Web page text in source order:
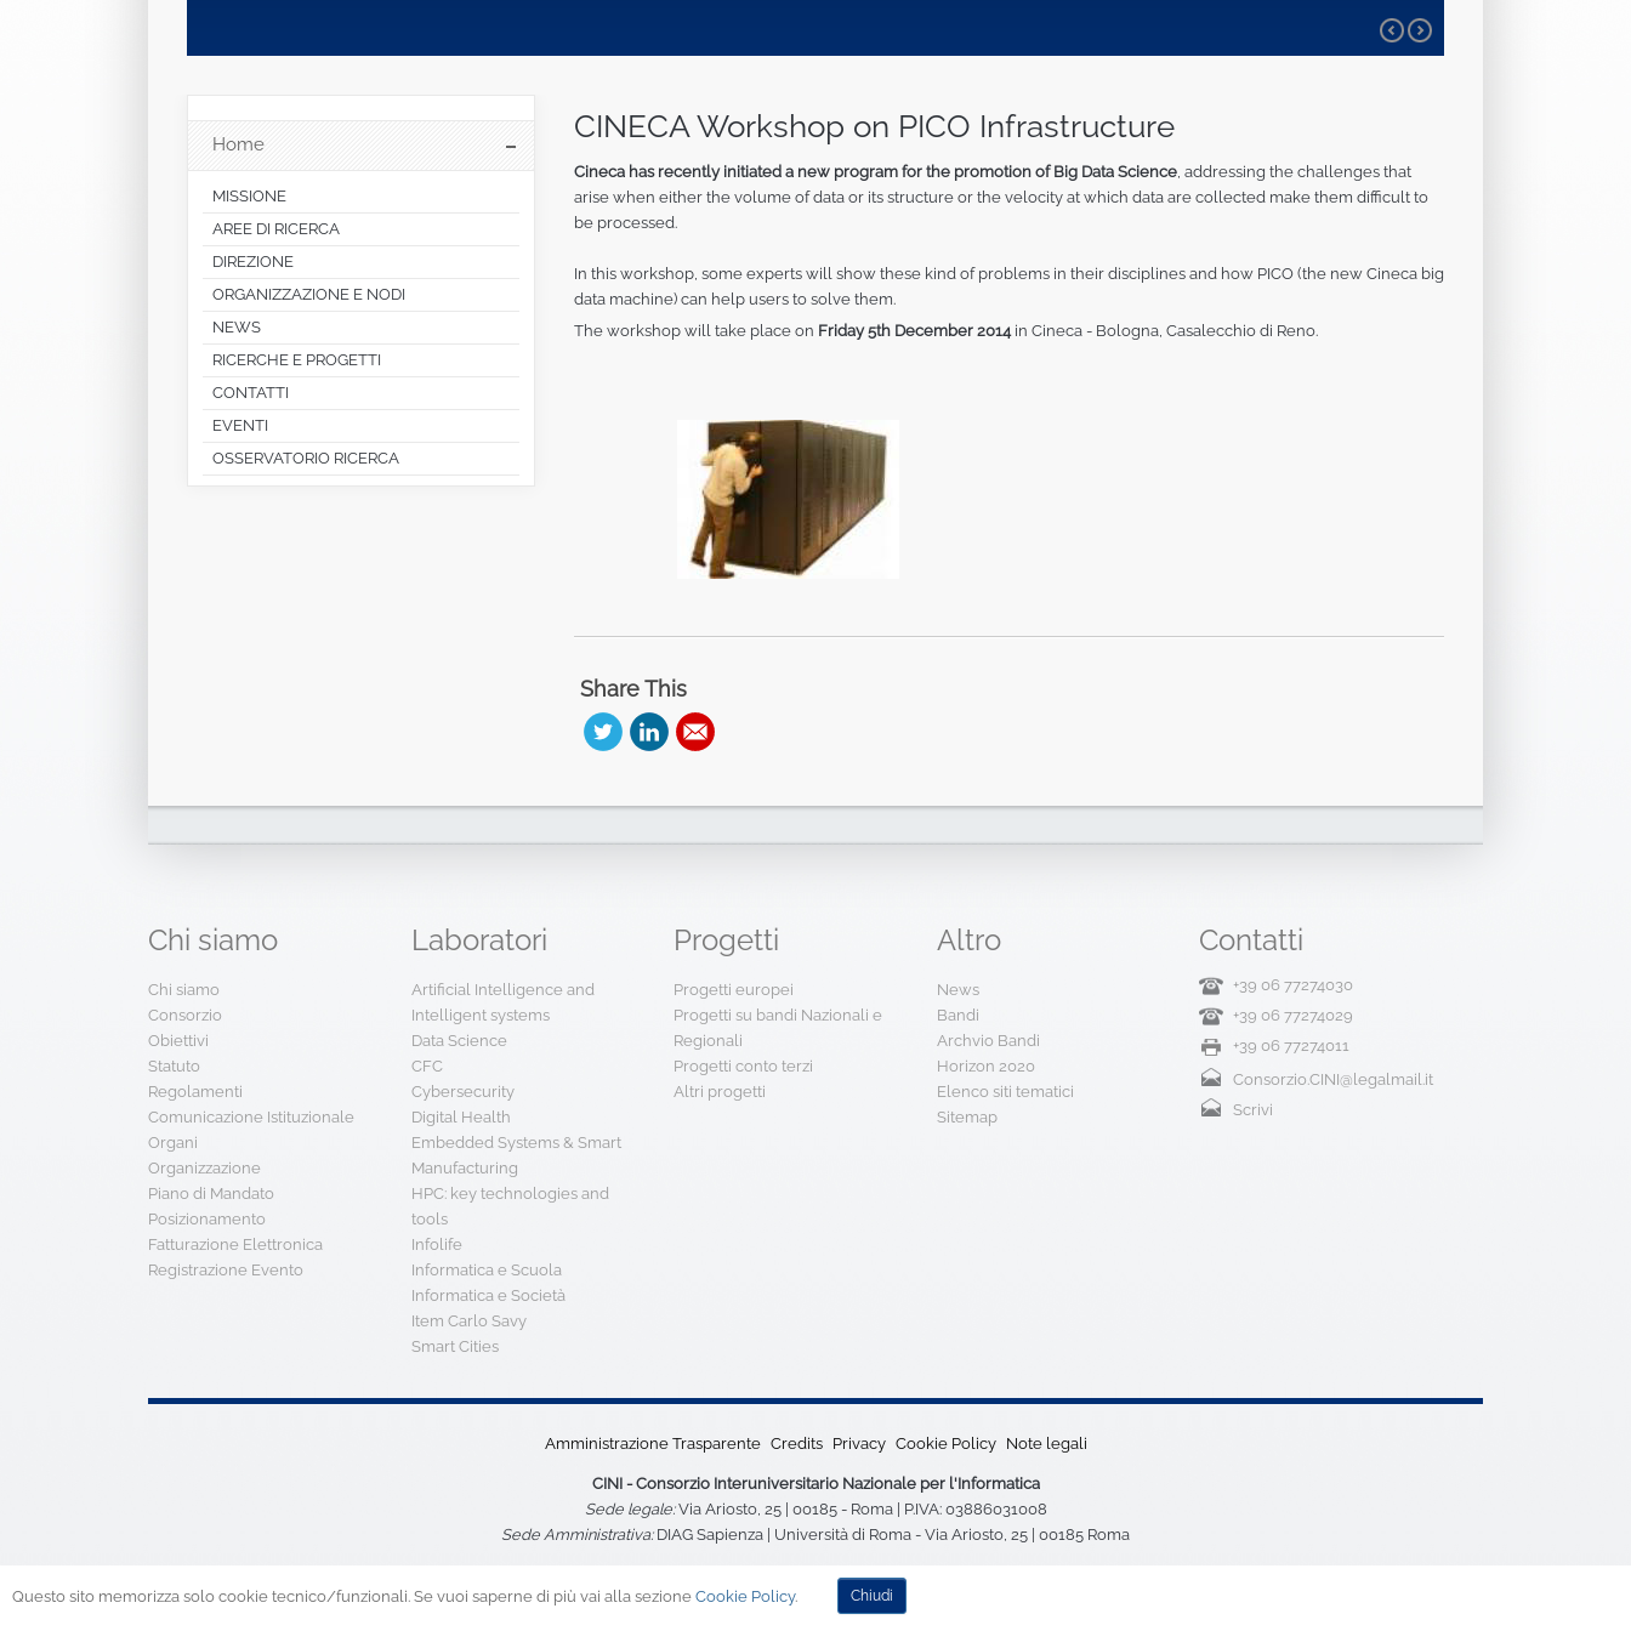
CINECA Workshop on PICO Infrastructure
Cineca has recently initiated a new program for the promotion of Big Data Science , addressing the challenges that
arise when either the volume of data or its structure or the velocity at which data are collected make them difficult to
be processed.
In this workshop, some experts will show these kind of problems in their disciplines and how PICO (the new Cineca big
data machine) can help users to solve them.
The workshop will take place on Friday 5th December 2014 in Cineca - Bologna, Casalecchio di Reno.
Share This
Home
MISSIONE
AREE DI RICERCA
DIREZIONE
ORGANIZZAZIONE E NODI
NEWS
RICERCHE E PROGETTI
CONTATTI
EVENTI
OSSERVATORIO RICERCA
Chi siamo
Chi siamo
Consorzio
Obiettivi
Statuto
Regolamenti
Comunicazione Istituzionale
Organi
Organizzazione
Piano di Mandato
Posizionamento
Fatturazione Elettronica
Registrazione Evento
Laboratori
Artificial Intelligence and
Intelligent systems
Data Science
CFC
Cybersecurity
Digital Health
Embedded Systems & Smart
Manufacturing
HPC: key technologies and
tools
Infolife
Informatica e Scuola
Informatica e Società
Item Carlo Savy
Smart Cities
Progetti
Progetti europei
Progetti su bandi Nazionali e
Regionali
Progetti conto terzi
Altri progetti
Altro
News
Bandi
Archvio Bandi
Horizon 2020
Elenco siti tematici
Sitemap
Contatti
+39 06 77274030
+39 06 77274029
+39 06 77274011
Consorzio.CINI@legalmail.it
Scrivi
Amministrazione Trasparente Credits Privacy Cookie Policy Note legali
CINI - Consorzio Interuniversitario Nazionale per l'Informatica
Sede legale:Via Ariosto, 25 | 00185 - Roma | P.IVA: 03886031008
Sede Amministrativa:DIAG Sapienza | Università di Roma - Via Ariosto, 25 | 00185 Roma
Questo sito memorizza solo cookie tecnico/funzionali. Se vuoi saperne di più vai alla sezione Cookie Policy. Chiudi